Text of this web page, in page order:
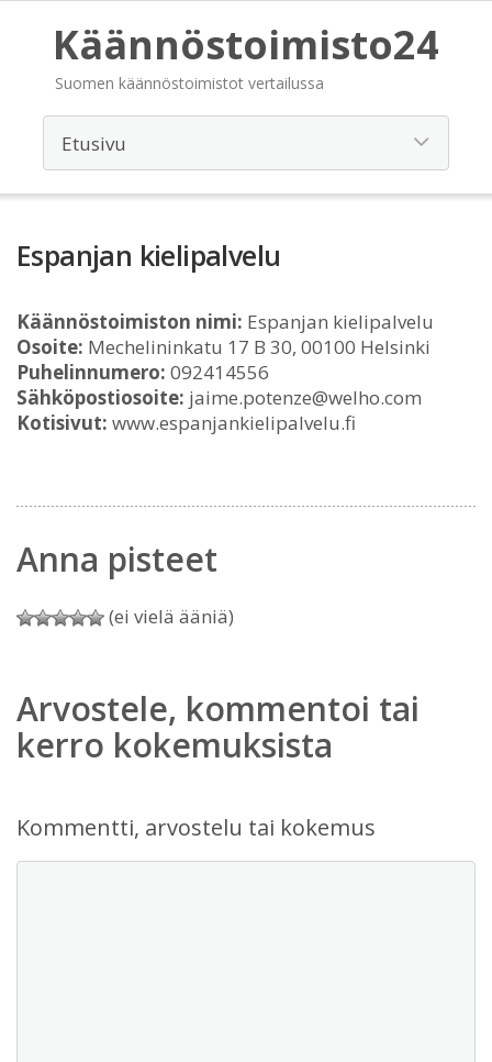
Käännöstoimisto24
Suomen käännöstoimistot vertailussa
Espanjan kielipalvelu
Käännöstoimiston nimi: Espanjan kielipalvelu
Osoite: Mechelininkatu 17 B 30, 00100 Helsinki
Puhelinnumero: 092414556
Sähköpostiosoite: jaime.potenze@welho.com
Kotisivut: www.espanjankielipalvelu.fi
Anna pisteet
(ei vielä ääniä)
Arvostele, kommentoi tai
kerro kokemuksista
Kommentti, arvostelu tai kokemus